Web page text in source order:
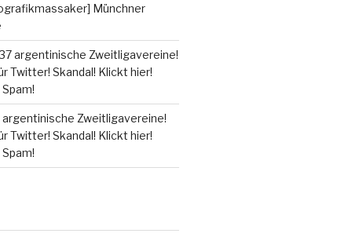
Münchner
argentinische Zweitligavereine!
Twitter! Skandal! Klickt hier!
argentinische Zweitligavereine!
Twitter! Skandal! Klickt hier!